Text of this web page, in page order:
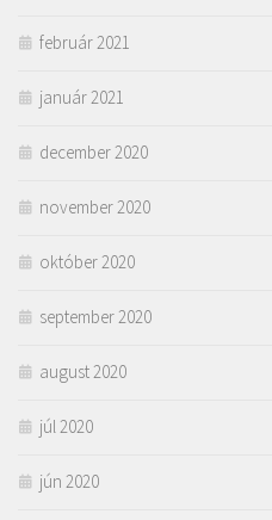
február 2021
január 2021
december 2020
november 2020
október 2020
september 2020
august 2020
júl 2020
jún 2020